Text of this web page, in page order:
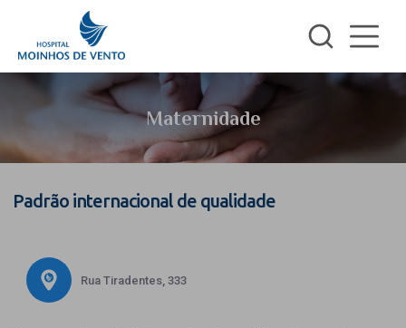
Maternidade
Padrão internacional de qualidade
Rua Tiradentes, 333